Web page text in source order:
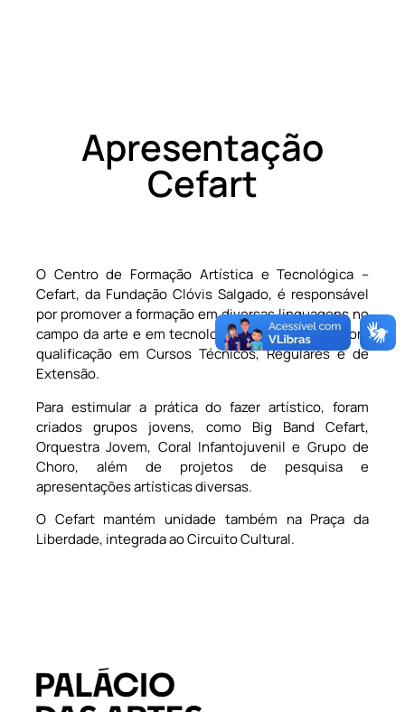
Apresentação
Cefart
O Centro de Formação Artística e Tecnológica –
Cefart, da Fundação Clóvis Salgado, é responsável
por promover a formação em diversas linguagens no
campo da arte e em tecnologia do espetáculo, com
qualificação em Cursos Técnicos, Regulares e de
Extensão.
Para estimular a prática do fazer artístico, foram
criados grupos jovens, como Big Band Cefart,
Orquestra Jovem, Coral Infantojuvenil e Grupo de
Choro, além de projetos de pesquisa e
apresentações artísticas diversas.
O Cefart mantém unidade também na Praça da
Liberdade, integrada ao Circuito Cultural.